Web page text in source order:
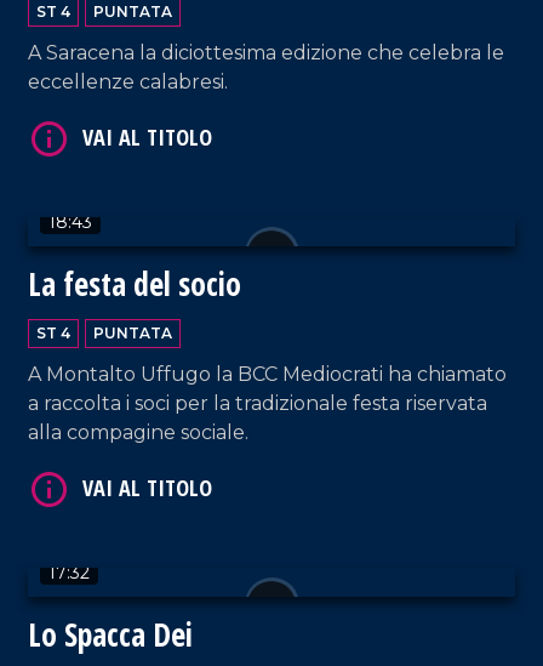
ST 4 PUNTATA
A Saracena la diciottesima edizione che celebra le
eccellenze calabresi.
18:43
La festa del socio
ST 4 PUNTATA
A Montalto Uffugo la BCC Mediocrati ha chiamato
a raccolta i soci per la tradizionale festa riservata
alla compagine sociale.
17:32
Lo Spacca Dei
VAI AL TITOLO
VAI AL TITOLO
VAI AL TITOLO